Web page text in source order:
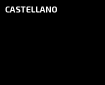
CASTELLANO